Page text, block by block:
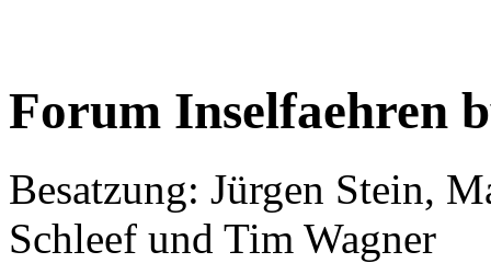
Forum Inselfaehren
Besatzung: Jürgen Stein,
Schleef und Tim Wagner